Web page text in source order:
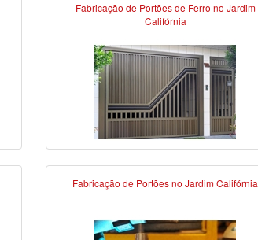
Fabricação de Portões de Ferro no Jardim
Califórnia
Fabricação de Portões no Jardim Califórnia